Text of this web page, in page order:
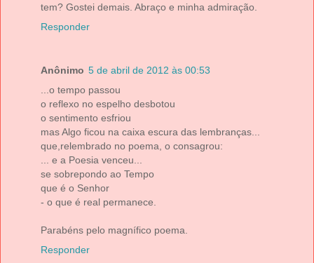
tem? Gostei demais. Abraço e minha admiração.
Responder
Anônimo 5 de abril de 2012 às 00:53
...o tempo passou
o reflexo no espelho desbotou
o sentimento esfriou
mas Algo ficou na caixa escura das lembranças...
que,relembrado no poema, o consagrou:
... e a Poesia venceu...
se sobrepondo ao Tempo
que é o Senhor
- o que é real permanece.
Parabéns pelo magnífico poema.
Responder